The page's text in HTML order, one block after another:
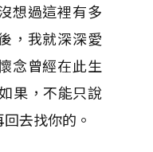
想過這裡有多
，我就深深愛
念曾經在此生
果，不能只說
去找你的。